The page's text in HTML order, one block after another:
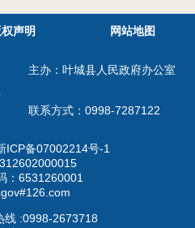
声明 网站地图
主办：叶城县人民政府办公室
联系方式：0998-7287122
ICP备07002214号-1
：6531260001
线 :0998-2673718